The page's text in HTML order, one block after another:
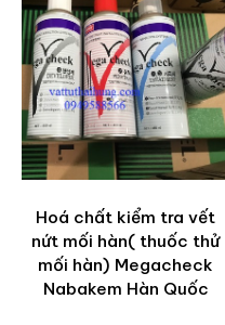
Hoá chất kiểm tra vết
nứt mối hàn( thuốc thử
mối hàn) Megacheck
Nabakem Hàn Quốc